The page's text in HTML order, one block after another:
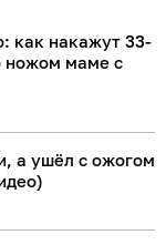
как накажут 33-
ножом маме с
а ушёл с ожогом